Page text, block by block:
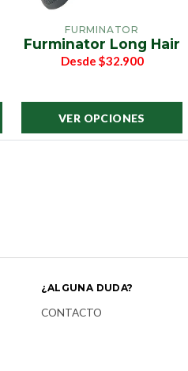
FURMINATOR
Furminator Long Hair
Desde $32.900
VER OPCIONES
¿ALGUNA DUDA?
CONTACTO